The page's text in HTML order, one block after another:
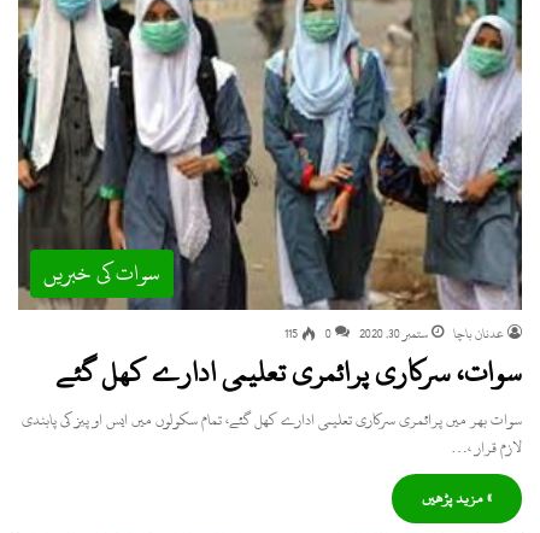
سوات کی خبریں
عدنان باچا ستمبر 30, 2020 0
115
سوات، سرکاری پرائمری تعلیمی ادارے کھل گئے
سوات بھر میں پرائمری سرکاری تعلیمی ادارے کھل گئے، تمام سکولوں میں ایس او پیز کی پابندی
لازم قرار ،…
» مزید پڑھیں